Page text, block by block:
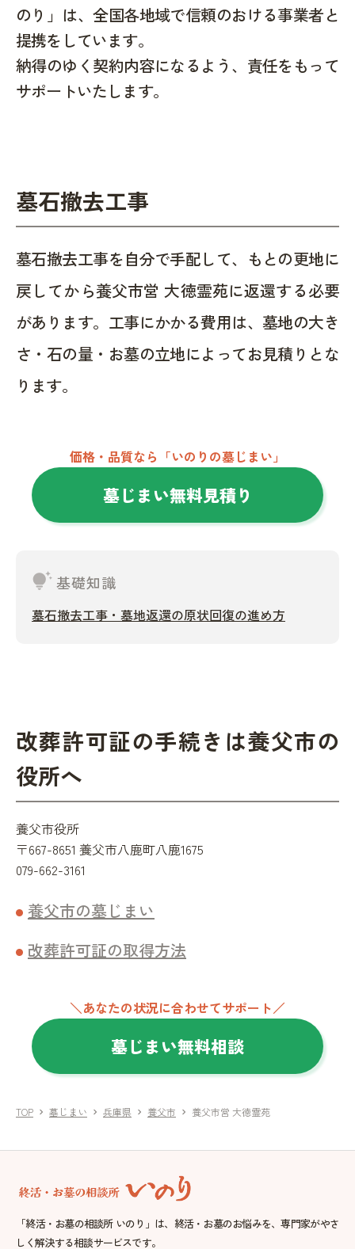
のり」は、全国各地域で信頼のおける事業者と
提携をしています。
納得のゆく契約内容になるよう、責任をもって
サポートいたします。
墓石撤去工事
墓石撤去工事を自分で手配して、もとの更地に
戻してから養父市営 大徳霊苑に返還する必要
があります。工事にかかる費用は、墓地の大き
さ・石の量・お墓の立地によってお見積りとな
ります。
価格・品質なら「いのりの墓じまい」
墓じまい無料見積り
tips_and_updates基礎知識
墓石撤去工事・墓地返還の原状回復の進め方
改葬許可証の手続きは養父市の
役所へ
養父市役所
〒667-8651 養父市八鹿町八鹿1675
079-662-3161
養父市の墓じまい
改葬許可証の取得方法
＼あなたの状況に合わせてサポート／
墓じまい無料相談
TOP chevron_right 墓じまい chevron_right 兵庫県 chevron_right 養父市 chevron_right 養父市営 大徳霊苑
「終活・お墓の相談所 いのり」は、終活・お墓のお悩みを、専門家がやさ
しく解決する相談サービスです。